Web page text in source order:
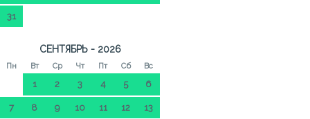
31
СЕНТЯБРЬ - 2026
Пн Вт Ср Чт Пт Сб Вс
1 2 3 4 5 6
7 8 9 10 11 12 13